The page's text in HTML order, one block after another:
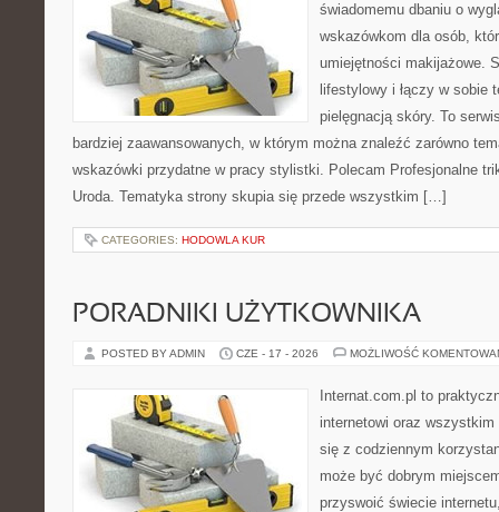
świadomemu dbaniu o
wskazówkom dla osób,
umiejętności makijażowe.
lifestylowy i łączy w sobie
pielęgnacją skóry. To
bardziej zaawansowanych, w którym można znaleźć zarówno
wskazówki przydatne w pracy stylistki. Polecam Profesjonalne
Uroda. Tematyka strony skupia się przede wszystkim […]
CATEGORIES: HODOWLA KUR
PORADNIKI UŻYTKOWNIKA
POSTED BY ADMIN CZE - 17 - 2026 MOŻLIWOŚĆ
Internat.com.pl to
internetowi oraz
się z codziennym
może być dobrym
przyswoić świecie